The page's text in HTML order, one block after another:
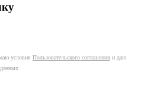
условия Пользовательского соглашения и даю